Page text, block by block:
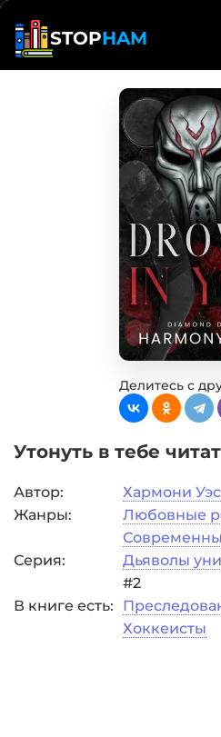
STOPHAM
Делитесь с
Утонуть в тебе
Автор:
Хармони
Жанры:
Любовные
Серия:
Дьяволы
#2
В книге есть:
Хоккеисты